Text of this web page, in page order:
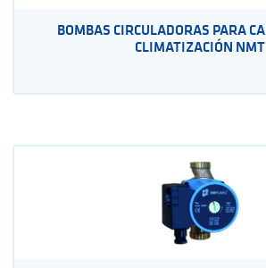
BOMBAS CIRCULADORAS PARA
CLIMATIZACIÓN NMT